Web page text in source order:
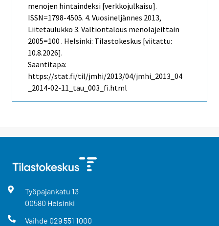
menojen hintaindeksi [verkkojulkaisu].
ISSN=1798-4505. 4. Vuosineljännes 2013,
Liitetaulukko 3. Valtiontalous menolajeittain
2005=100 . Helsinki: Tilastokeskus [viitattu:
10.8.2026].
Saantitapa:
https://stat.fi/til/jmhi/2013/04/jmhi_2013_04
_2014-02-11_tau_003_fi.html
Työpajankatu 13
00580 Helsinki
Vaihde 029 551 1000